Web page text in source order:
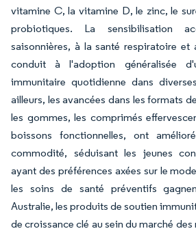
vitamine C, la vitamine D, le zinc, le
probiotiques. La sensibilisation
saisonnières, à la santé respiratoire et
conduit à l'adoption généralisée
immunitaire quotidienne dans
ailleurs, les avancées dans les formats
les gommes, les comprimés
boissons fonctionnelles, ont
commodité, séduisant les jeunes
ayant des préférences axées sur le
les soins de santé préventifs
Australie, les produits de soutien
de croissance clé au sein du marché